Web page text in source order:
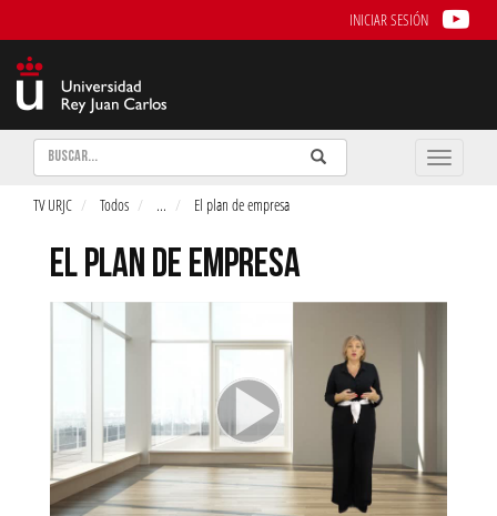
INICIAR SESIÓN
Buscar Enviar
Buscar
Toggle
TV URJC Todos ... El plan de empresa
EL PLAN DE EMPRESA